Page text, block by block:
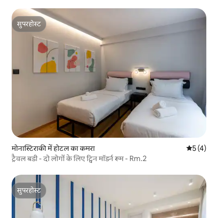
सुपरहोस्ट
सुपरहोस्ट
मोनास्टिराकी में होटल का कमरा औसत रेटिंग
5 (4)
ट्रैवल बडी - दो लोगों के लिए ट्विन मॉडर्न रूम - Rm.2
सुपरहोस्ट
सुपरहोस्ट